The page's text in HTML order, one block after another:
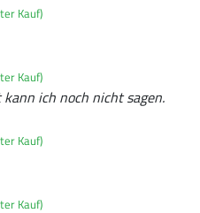
Kauf)
Kauf)
ich noch nicht sagen.
Kauf)
Kauf)